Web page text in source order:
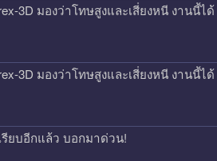
3D มองว่าโทษสูงและเสี่ยงหนี งานนี้ได้
3D มองว่าโทษสูงและเสี่ยงหนี งานนี้ได้
รียบอีกแล้ว บอกมาด่วน!